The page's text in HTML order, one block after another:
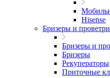
Hisense
Бризеры и
Бризеры и
Бризеры
Рекуператоры
Приточные